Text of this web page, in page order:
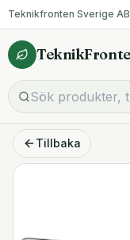
Teknikfronten Sverige
Tillbaka